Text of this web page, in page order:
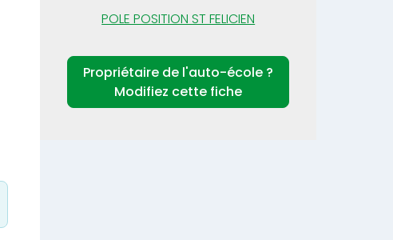
POLE POSITION ST FELICIEN
Propriétaire de l'auto-école ?
Modifiez cette fiche